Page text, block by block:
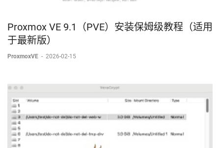
Proxmox VE 9.1（PVE）安装保姆级教程（适用
于最新版）
ProxmoxVE - 2026-02-15